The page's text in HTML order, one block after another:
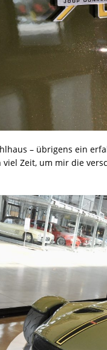
– übrigens ein
viel Zeit, um mir die